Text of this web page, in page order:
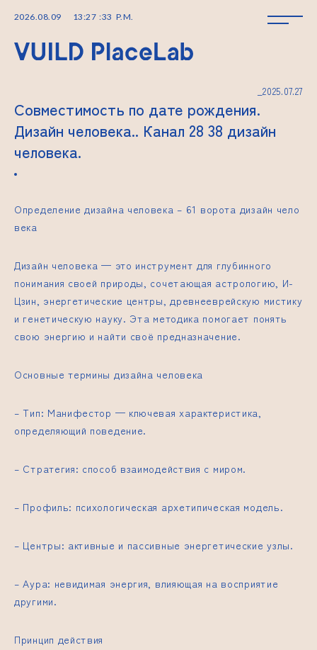
2026.08.09 13:27 :33 P.M.
_2025.07.27
Совместимость по дате рождения.
Дизайн человека.. Канал 28 38 дизайн
человека.
Определение дизайна человека – 61 ворота дизайн чело
века
Дизайн человека — это инструмент для глубинного
понимания своей природы, сочетающая астрологию, И-
Цзин, энергетические центры, древнееврейскую мистику
и генетическую науку. Эта методика помогает понять
свою энергию и найти своё предназначение.
Основные термины дизайна человека
– Тип: Манифестор — ключевая характеристика,
определяющий поведение.
– Стратегия: способ взаимодействия с миром.
– Профиль: психологическая архетипическая модель.
– Центры: активные и пассивные энергетические узлы.
– Аура: невидимая энергия, влияющая на восприятие
другими.
Принцип действия